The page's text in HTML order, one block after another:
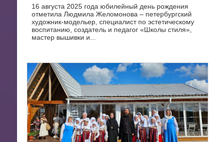
16 августа 2025 года юбилейный день рождения
отметила Людмила Желомонова – петербургский
художник-модельер, специалист по эстетическому
воспитанию, создатель и педагог «Школы стиля»,
мастер вышивки и...